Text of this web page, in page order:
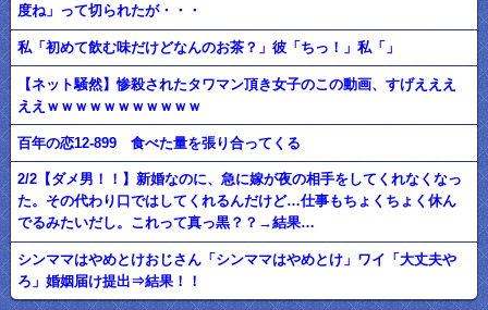
度ね」って切られたが・・・
私「初めて飲む味だけどなんのお茶？」彼「ちっ！」私「」
【ネット騒然】惨殺されたタワマン頂き女子のこの動画、すげえええ
ええｗｗｗｗｗｗｗｗｗｗｗ
百年の恋12-899 食べた量を張り合ってくる
2/2【ダメ男！！】新婚なのに、急に嫁が夜の相手をしてくれなくなっ
た。その代わり口ではしてくれるんだけど…仕事もちょくちょく休ん
でるみたいだし。これって真っ黒？？→結果…
シンママはやめとけおじさん「シンママはやめとけ」ワイ「大丈夫や
ろ」婚姻届け提出⇒結果！！